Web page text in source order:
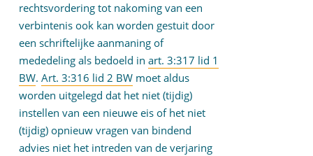
rechtsvordering tot nakoming van een
verbintenis ook kan worden gestuit door
een schriftelijke aanmaning of
mededeling als bedoeld in art. 3:317 lid 1
BW. Art. 3:316 lid 2 BW moet aldus
worden uitgelegd dat het niet (tijdig)
instellen van een nieuwe eis of het niet
(tijdig) opnieuw vragen van bindend
advies niet het intreden van de verjaring